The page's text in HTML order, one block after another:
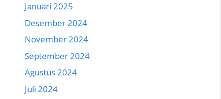
Januari 2025
Desember 2024
November 2024
September 2024
Agustus 2024
Juli 2024